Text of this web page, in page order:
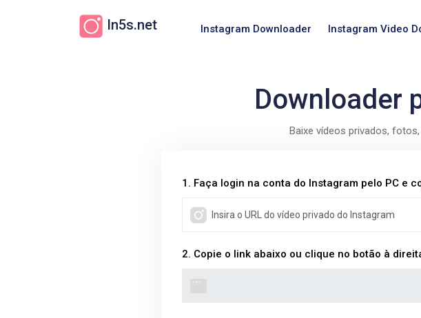
In5s.net Instagram Downloader Instagram Video
Downloader
Baixe vídeos privados,
1. Faça login na conta do Instagram pelo PC e
2. Copie o link abaixo ou clique no botão à